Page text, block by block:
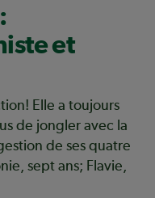
et
Elle a toujours
de jongler avec la
de ses quatre
sept ans; Flavie,